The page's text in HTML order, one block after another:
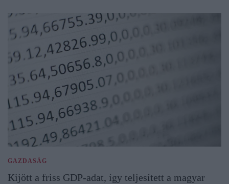
GAZDASÁG
Kijött a friss GDP-adat, így teljesített a magyar